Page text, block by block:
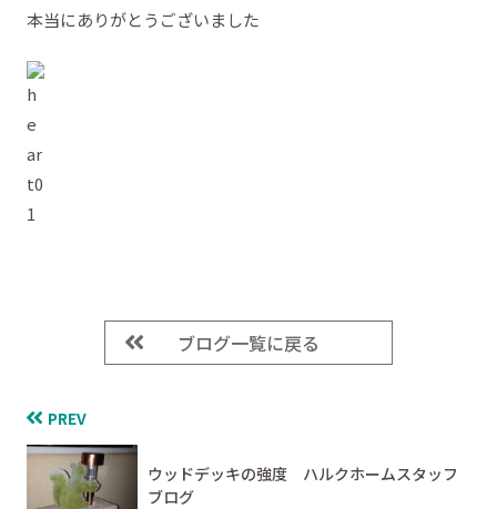
本当にありがとうございました
ブログ一覧に戻る
PREV
ウッドデッキの強度 ハルクホームスタッフ
ブログ